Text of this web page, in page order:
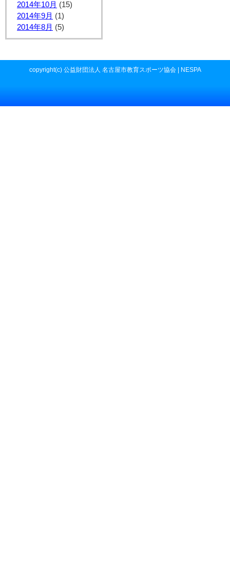
2014年10月 (15)
2014年9月 (1)
2014年8月 (5)
copyright(c) 公益財団法人 名古屋市教育スポーツ協会 | NESPA